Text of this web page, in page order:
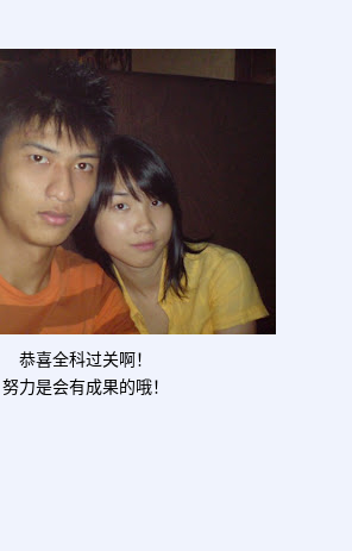
恭喜全科过关啊！
努力是会有成果的哦！